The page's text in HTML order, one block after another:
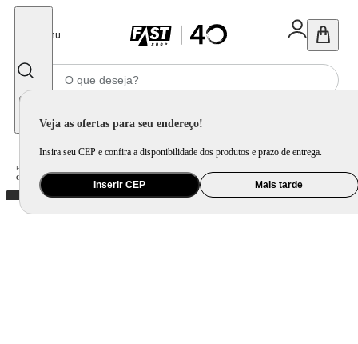
Menu
Veja as ofertas para seu endereço!
Insira seu CEP e confira a disponibilidade dos produtos e prazo de entrega.
Inserir CEP Mais tarde
Home
Cacheador Philco 25mm Rotação Automática Bivolt PEC16VD